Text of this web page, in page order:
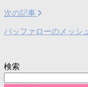
次の記事
バッファローのメッシ
検索